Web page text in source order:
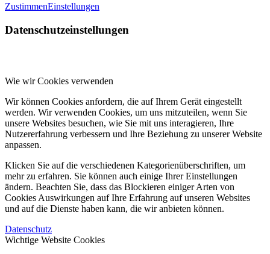
ZustimmenEinstellungen
Datenschutzeinstellungen
Wie wir Cookies verwenden
Wir können Cookies anfordern, die auf Ihrem Gerät eingestellt
werden. Wir verwenden Cookies, um uns mitzuteilen, wenn Sie
unsere Websites besuchen, wie Sie mit uns interagieren, Ihre
Nutzererfahrung verbessern und Ihre Beziehung zu unserer Website
anpassen.
Klicken Sie auf die verschiedenen Kategorienüberschriften, um
mehr zu erfahren. Sie können auch einige Ihrer Einstellungen
ändern. Beachten Sie, dass das Blockieren einiger Arten von
Cookies Auswirkungen auf Ihre Erfahrung auf unseren Websites
und auf die Dienste haben kann, die wir anbieten können.
Datenschutz
Wichtige Website Cookies